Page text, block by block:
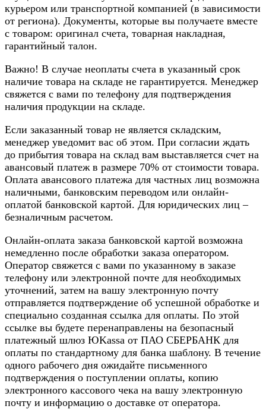
курьером или транспортной компанией (в зависимости
от региона). Документы, которые вы получаете вместе
с товаром: оригинал счета, товарная накладная,
гарантийный талон.
Важно! В случае неоплаты счета в указанный срок
наличие товара на складе не гарантируется. Менеджер
свяжется с вами по телефону для подтверждения
наличия продукции на складе.
Если заказанный товар не является складским,
менеджер уведомит вас об этом. При согласии ждать
до прибытия товара на склад вам выставляется счет на
авансовый платеж в размере 70% от стоимости товара.
Оплата авансового платежа для частных лиц возможна
наличными, банковским переводом или онлайн-
оплатой банковской картой. Для юридических лиц –
безналичным расчетом.
Онлайн-оплата заказа банковской картой возможна
немедленно после обработки заказа оператором.
Оператор свяжется с вами по указанному в заказе
телефону или электронной почте для необходимых
уточнений, затем на вашу электронную почту
отправляется подтверждение об успешной обработке и
специально созданная ссылка для оплаты. По этой
ссылке вы будете перенаправлены на безопасный
платежный шлюз ЮKassa от ПАО СБЕРБАНК для
оплаты по стандартному для банка шаблону. В течение
одного рабочего дня ожидайте письменного
подтверждения о поступлении оплаты, копию
электронного кассового чека на вашу электронную
почту и информацию о доставке от оператора.